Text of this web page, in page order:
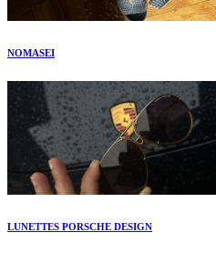
NOMASEI
LUNETTES PORSCHE DESIGN